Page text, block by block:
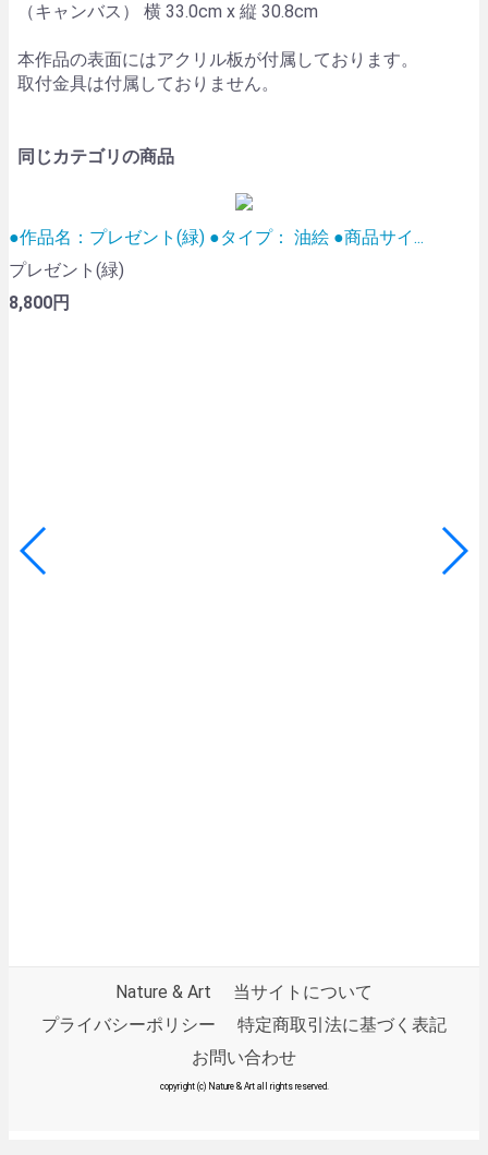
（キャンバス） 横 33.0cm x 縦 30.8cm
本作品の表面にはアクリル板が付属しております。
取付金具は付属しておりません。
同じカテゴリの商品
●作品名：プレゼント(緑) ●タイプ： 油絵 ●商品サイ...
プレゼント(緑)
8,800円
Nature & Art
当サイトについて
プライバシーポリシー
特定商取引法に基づく表記
お問い合わせ
copyright (c) Nature & Art all rights reserved.